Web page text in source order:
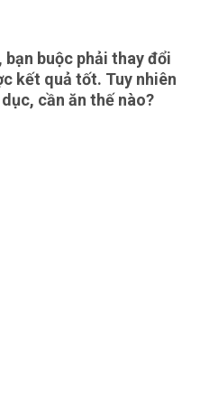
buộc phải thay đổi
kết quả tốt. Tuy nhiên
cần ăn thế nào?